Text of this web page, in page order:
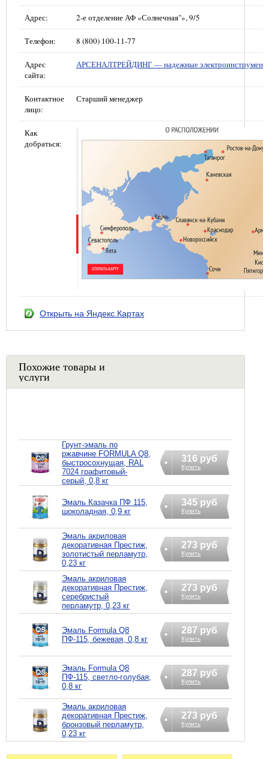
Адрес: 2-е отделение АФ «Солнечная"», 9/5
Телефон: 8 (800) 100-11-77
Адрес
сайта:
АРСЕНАЛТРЕЙДИНГ — надежные
Контактное
лицо:
Старший менеджер
Как
добраться:
Открыть на Яндекс.Картах
Похожие товары и
услуги
Грунт-эмаль по
ржавчине FORMULA Q8,
быстросохнущая, RAL
7024 графитовый-
серый, 0,8 кг
316 руб
Купить
Эмаль Казачка ПФ 115,
шоколадная, 0,9 кг
345 руб
Купить
Эмаль акриловая
декоративная Престиж,
золотистый перламутр,
0,23 кг
273 руб
Купить
Эмаль акриловая
декоративная Престиж,
серебристый
перламутр, 0,23 кг
273 руб
Купить
Эмаль Formula Q8
ПФ-115, бежевая, 0,8 кг
287 руб
Купить
Эмаль Formula Q8
ПФ-115, светло-голубая,
0,8 кг
287 руб
Купить
Эмаль акриловая
декоративная Престиж,
бронзовый перламутр,
0,23 кг
273 руб
Купить